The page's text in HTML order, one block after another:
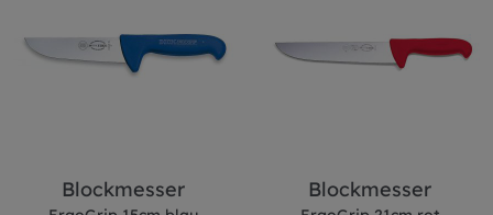
Blockmesser Blockmesser